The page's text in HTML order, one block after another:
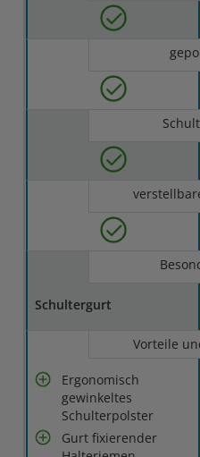
Schultergurt
Vorteile
Ergonomisch
gewinkeltes
Schulterpolster
Gurt fixierender